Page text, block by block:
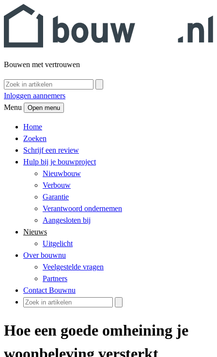
Bouwen met vertrouwen
Inloggen aannemers
Menu
Open menu
Home
Zoeken
Schrijf een review
Hulp bij je bouwproject
Nieuwbouw
Verbouw
Garantie
Verantwoord ondernemen
Aangesloten bij
Nieuws
Uitgelicht
Over bouwnu
Veelgestelde vragen
Partners
Contact Bouwnu
Hoe een goede omheining je
woonbeleving versterkt